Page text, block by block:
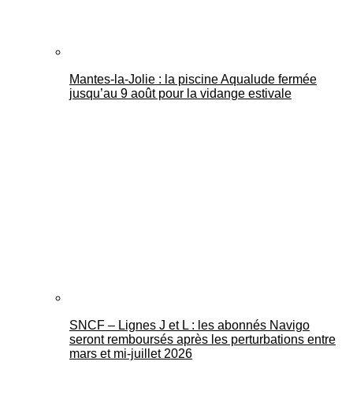
Mantes-la-Jolie : la piscine Aqualude fermée
jusqu’au 9 août pour la vidange estivale
SNCF – Lignes J et L : les abonnés Navigo
seront remboursés après les perturbations entre
mars et mi-juillet 2026